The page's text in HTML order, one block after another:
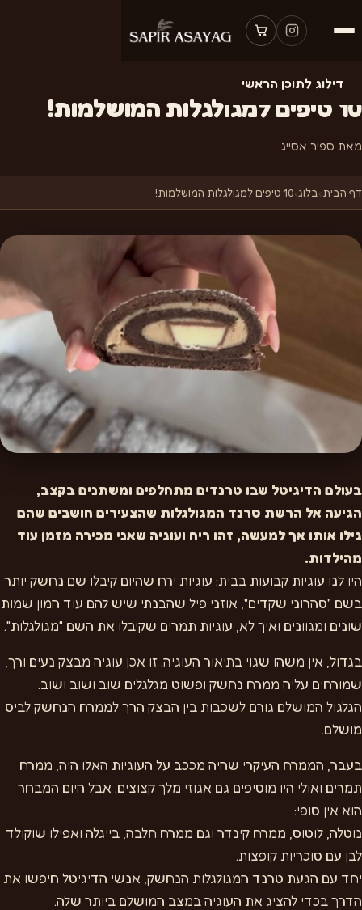
דילוג לתוכן הראשי
10 טיפים למגולגלות המושלמות!
מאת ספיר אסייג
דף הבית›בלוג›10 טיפים למגולגלות המושלמות!
בעולם הדיגיטל שבו טרנדים מתחלפים ומשתנים בקצב,
הגיעה אל הרשת טרנד המגולגלות שהצעירים חושבים שהם
גילו אותו אך למעשה, זהו ריח ועוגיה שאני מכירה מזמן עוד
מהילדות.
היו לנו עוגיות קבועות בבית: עוגיות ירח שהיום קיבלו שם נחשק יותר
בשם "סהרוני שקדים", אוזני פיל שהבנתי שיש להם עוד המון שמות
שונים ומגוונים ואיך לא, עוגיות תמרים שקיבלו את השם "מגולגלות".
בגדול, אין משהו שגוי בתיאור העוגיה. זו אכן עוגיה מבצק נעים ורך,
שמורחים עליה ממרח נחשק ופשוט מגלגלים שוב ושוב ושוב.
הגלגול המושלם גורם לשכבות בין הבצק הרך לממרח הנחשק לביס
מושלם.
בעבר, הממרח העיקרי שהיה מככב על העוגיות האלו היה, ממרח
תמרים ואולי היו מוסיפים גם אגוזי מלך קצוצים. אבל היום המבחר
הוא אין סופי:
נוטלה, לוטוס, ממרח קינדר וגם ממרח חלבה, בייגלה ואפילו שוקולד
לבן עם סוכריות קופצות.
יחד עם הגעת טרנד המגולגלות הנחשק, אנשי הדיגיטל חיפשו את
הדרך בכדי להציג את העוגיה במצב המושלם ביותר שלה.